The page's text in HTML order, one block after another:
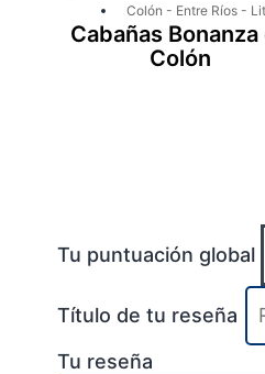
Colón - Entre Ríos -
Cabañas Bonanza
Colón
Tu puntuación global
Título de tu reseña
Tu reseña